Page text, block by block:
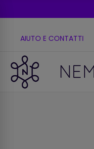
AIUTO E CONTATTI